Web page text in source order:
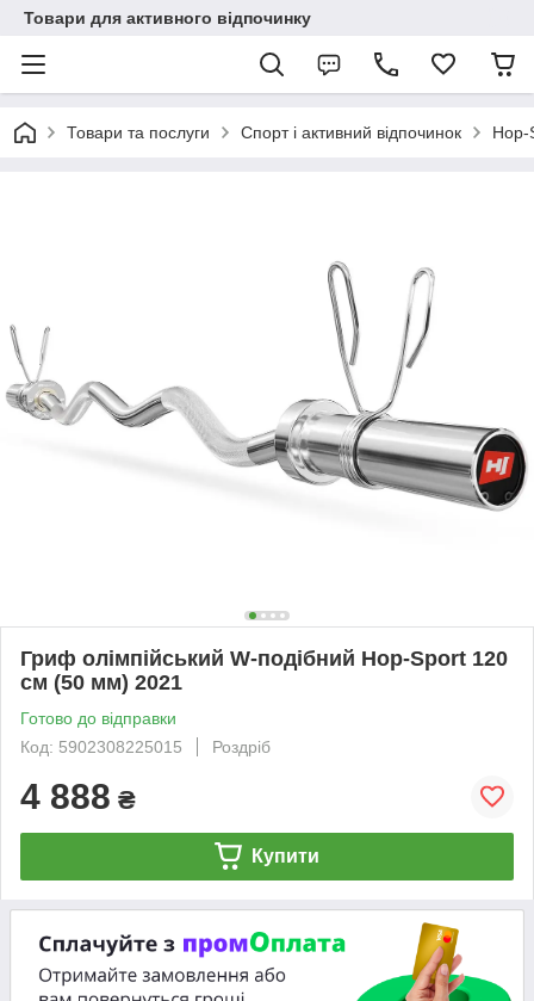
Товари для активного відпочинку
Товари та послуги Спорт і активний відпочинок Hop-
Гриф олімпійський W-подібний Hop-Sport 120
см (50 мм) 2021
Готово до відправки
Код: 5902308225015
Роздріб
4 888 ₴
Купити